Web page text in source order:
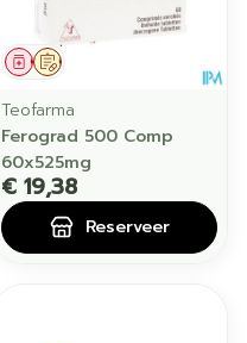
Op voorschrift
Geneesmiddel
Teofarma
Ferograd 500 Comp
60x525mg
€ 19,38
Reserveer